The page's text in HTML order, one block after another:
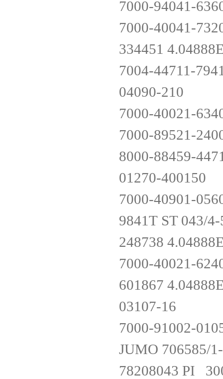
7000-94041-
7000-40041-
334451
7004-44711-
04090-210
7000-40021-
7000-89521-
8000-88459-
01270-400150
7000-40901-
9841T
248738
7000-40021-
601867
03107-16
7000-91002-
JUMO 706585/
78208043 PI